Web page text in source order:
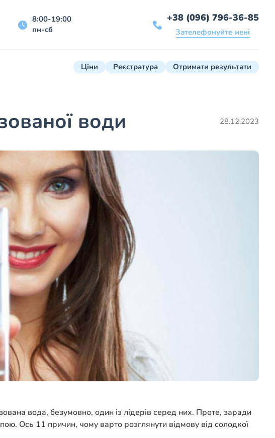
8:00-19:00
пн-сб
+38 (096) 796-36-85
Зателефонуйте мені
Ціни Реєстратура Отримати результати
води 28.12.2023
вода, безумовно, один із лідерів серед них. Проте, заради
Ось 11 причин, чому варто розглянути відмову від солодкої